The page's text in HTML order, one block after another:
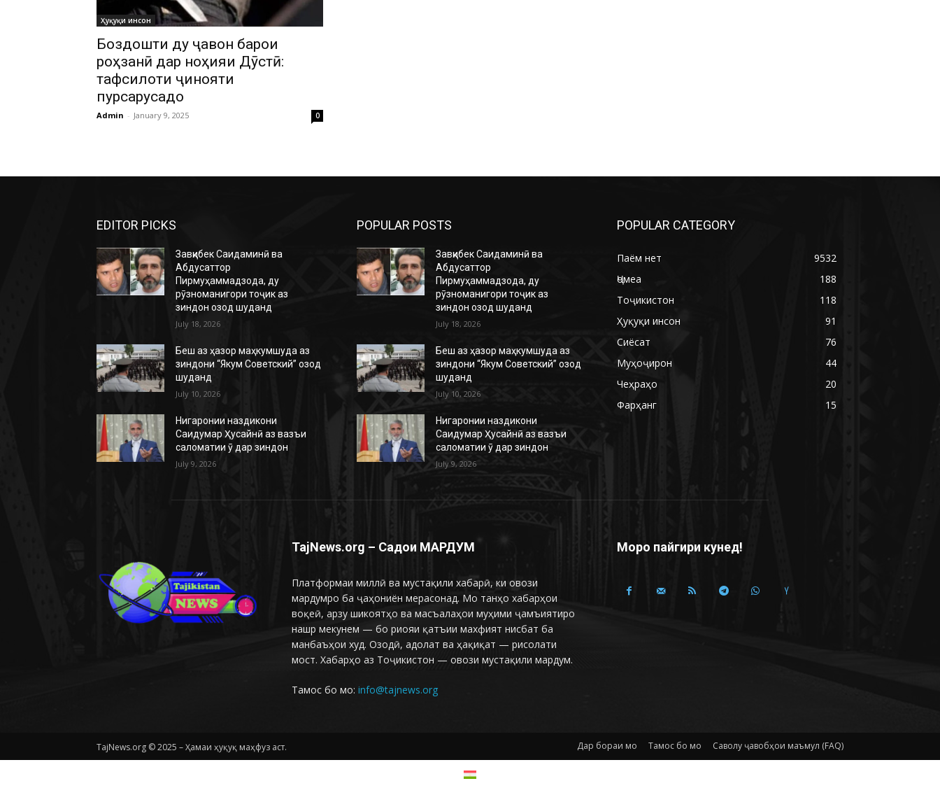
Ҳуқуқи инсон
Боздошти ду ҷавон барои
роҳзанӣ дар ноҳияи Дӯстӣ:
тафсилоти ҷинояти
пурсарусадо
Admin - January 9, 2025 0
EDITOR PICKS
Завқибек Саидаминӣ ва
Абдусаттор
Пирмуҳаммадзода, ду
рӯзноманигори тоҷик аз
зиндон озод шуданд
July 18, 2026
Беш аз ҳазор маҳкумшуда аз
зиндони “Якум Советский” озод
шуданд
July 10, 2026
Нигаронии наздикони
Саидумар Ҳусайнӣ аз вазъи
саломатии ӯ дар зиндон
July 9, 2026
POPULAR POSTS
Завқибек Саидаминӣ ва
Абдусаттор
Пирмуҳаммадзода, ду
рӯзноманигори тоҷик аз
зиндон озод шуданд
July 18, 2026
Беш аз ҳазор маҳкумшуда аз
зиндони “Якум Советский” озод
шуданд
July 10, 2026
Нигаронии наздикони
Саидумар Ҳусайнӣ аз вазъи
саломатии ӯ дар зиндон
July 9, 2026
POPULAR CATEGORY
Паём нет
9532
Ҷомеа
188
Тоҷикистон
118
Ҳуқуқи инсон
91
Сиёсат
76
Муҳоҷирон
44
Чеҳраҳо
20
Фарҳанг
15
TajNews.org – Садои МАРДУМ
Платформаи миллӣ ва мустақили хабарӣ, ки овози
мардумро ба ҷаҳониён мерасонад. Мо танҳо хабарҳои
воқеӣ, арзу шикоятҳо ва масъалаҳои муҳими ҷамъиятиро
нашр мекунем — бо риояи қатъии махфият нисбат ба
манбаъҳои худ. Озодӣ, адолат ва ҳақиқат — рисолати
мост. Хабарҳо аз Тоҷикистон — овози мустақили мардум.
Тамос бо мо: info@tajnews.org
Моро пайгири кунед!
TajNews.org © 2025 – Ҳамаи ҳуқуқ маҳфуз аст. Дар бораи мо Тамос бо мо Саволу ҷавобҳои маъмул (FAQ)